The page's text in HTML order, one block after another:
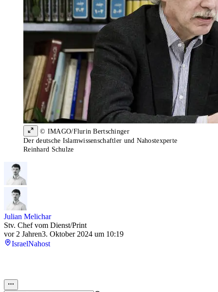
© IMAGO/Flurin Bertschinger
Der deutsche Islamwissenschaftler und Nahostexperte
Reinhard Schulze
Julian Melichar
Stv. Chef vom Dienst/Print
vor 2 Jahren3. Oktober 2024 um 10:19
IsraelNahost